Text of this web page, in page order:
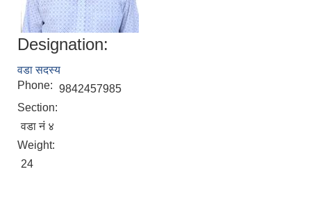
Designation:
वडा सदस्य
Phone: 9842457985
Section:
वडा नं ४
Weight:
24